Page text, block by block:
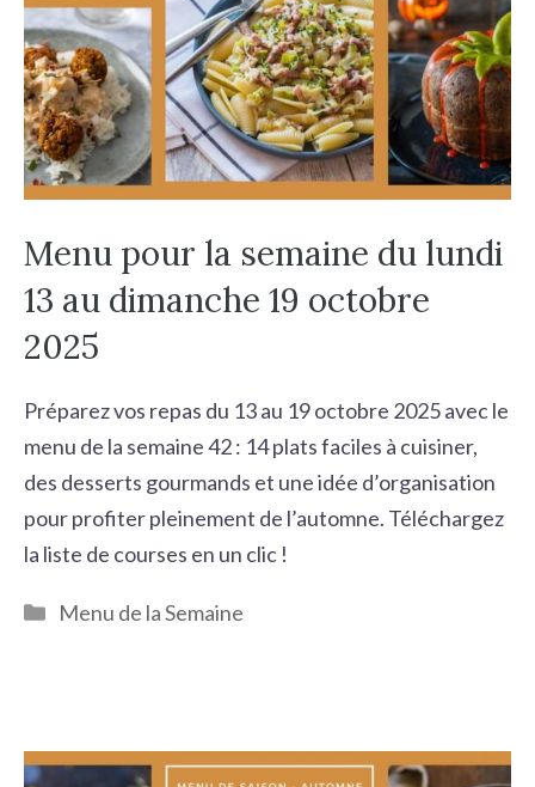
Menu pour la semaine du lundi
13 au dimanche 19 octobre
2025
Préparez vos repas du 13 au 19 octobre 2025 avec le
menu de la semaine 42 : 14 plats faciles à cuisiner,
des desserts gourmands et une idée d’organisation
pour profiter pleinement de l’automne. Téléchargez
la liste de courses en un clic !
Catégories
Menu de la Semaine